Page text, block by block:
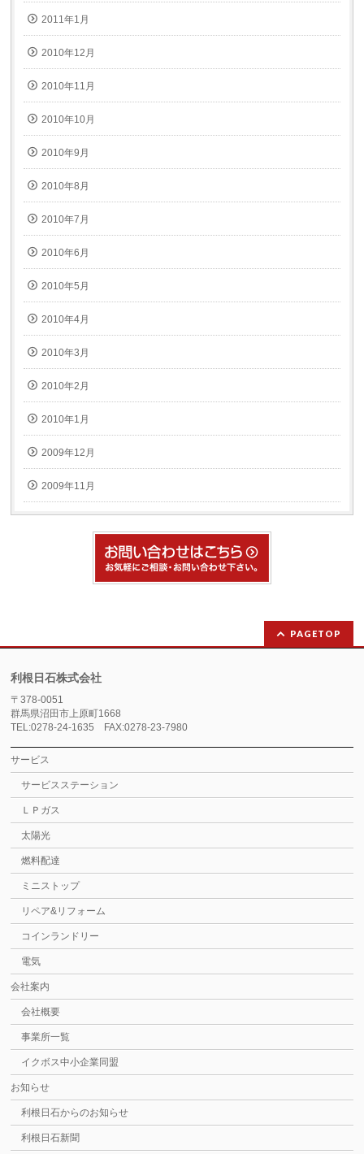
2011年1月
2010年12月
2010年11月
2010年10月
2010年9月
2010年8月
2010年7月
2010年6月
2010年5月
2010年4月
2010年3月
2010年2月
2010年1月
2009年12月
2009年11月
PAGETOP
利根日石株式会社
〒378-0051
群馬県沼田市上原町1668
TEL:0278-24-1635 FAX:0278-23-7980
サービス
サービスステーション
ＬＰガス
太陽光
燃料配達
ミニストップ
リペア&リフォーム
コインランドリー
電気
会社案内
会社概要
事業所一覧
イクボス中小企業同盟
お知らせ
利根日石からのお知らせ
利根日石新聞